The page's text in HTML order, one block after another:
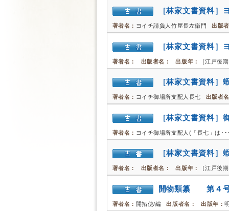
［林家文書資料］
著者名： ヨイチ請負人竹屋長左衛門 出版
［林家文書資料］
著者名： 出版者名： 出版年： ［江戸後
［林家文書資料］
著者名： ヨイチ御場所支配人長七 出版者
［林家文書資料］
著者名： ヨイチ御場所支配人(「長七」は･･
［林家文書資料］
著者名： 出版者名： 出版年： ［江戸後
開物類纂 第
著者名： 開拓使/編 出版者名： 出版年：